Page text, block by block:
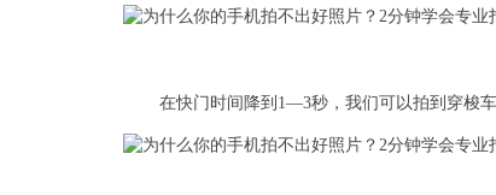
在快门时间降到1—3秒，我们可以拍到穿梭车